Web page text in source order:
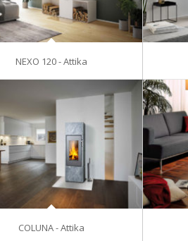
NEXO 120 - Attika
COLUNA - Attika